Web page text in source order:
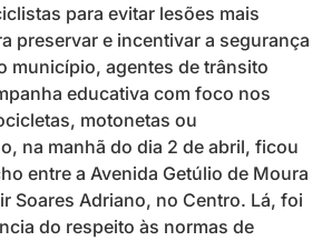
para evitar lesões mais
preservar e incentivar a segurança
município, agentes de trânsito
educativa com foco nos
motonetas ou
na manhã do dia 2 de abril, ficou
entre a Avenida Getúlio de Moura
Soares Adriano, no Centro. Lá, foi
do respeito às normas de